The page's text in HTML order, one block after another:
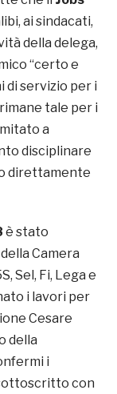
ai sindacati,
della delega,
“certo e
di servizio per i
tale per i
a
disciplinare
direttamente
è stato
Camera
Sel, Fi, Lega e
i lavori per
Cesare
della
i
con